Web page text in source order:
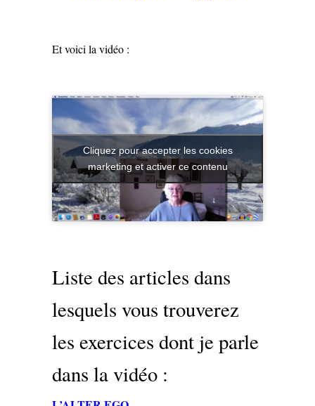
Et voici la vidéo :
Cliquez pour accepter les cookies
marketing et activer ce contenu
Liste des articles dans
lesquels vous trouverez
les exercices dont je parle
dans la vidéo :